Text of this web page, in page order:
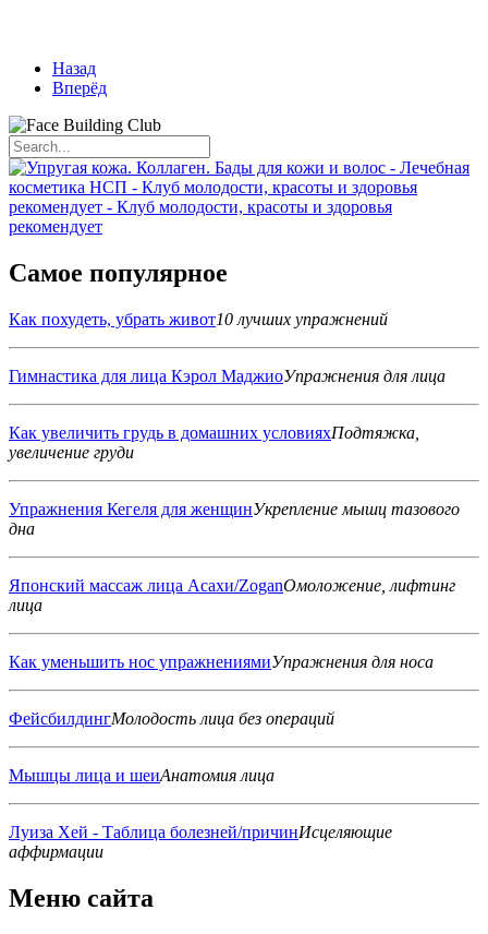
Назад
Вперёд
Самое популярное
Как похудеть, убрать живот10 лучших упражнений
Гимнастика для лица Кэрол МаджиоУпражнения для лица
Как увеличить грудь в домашних условияхПодтяжка,
увеличение груди
Упражнения Кегеля для женщинУкрепление мышц тазового
дна
Японский массаж лица Асахи/ZoganОмоложение, лифтинг
лица
Как уменьшить нос упражнениямиУпражнения для носа
ФейсбилдингМолодость лица без операций
Мышцы лица и шеиАнатомия лица
Луиза Хей - Таблица болезней/причинИсцеляющие
аффирмации
Меню сайта